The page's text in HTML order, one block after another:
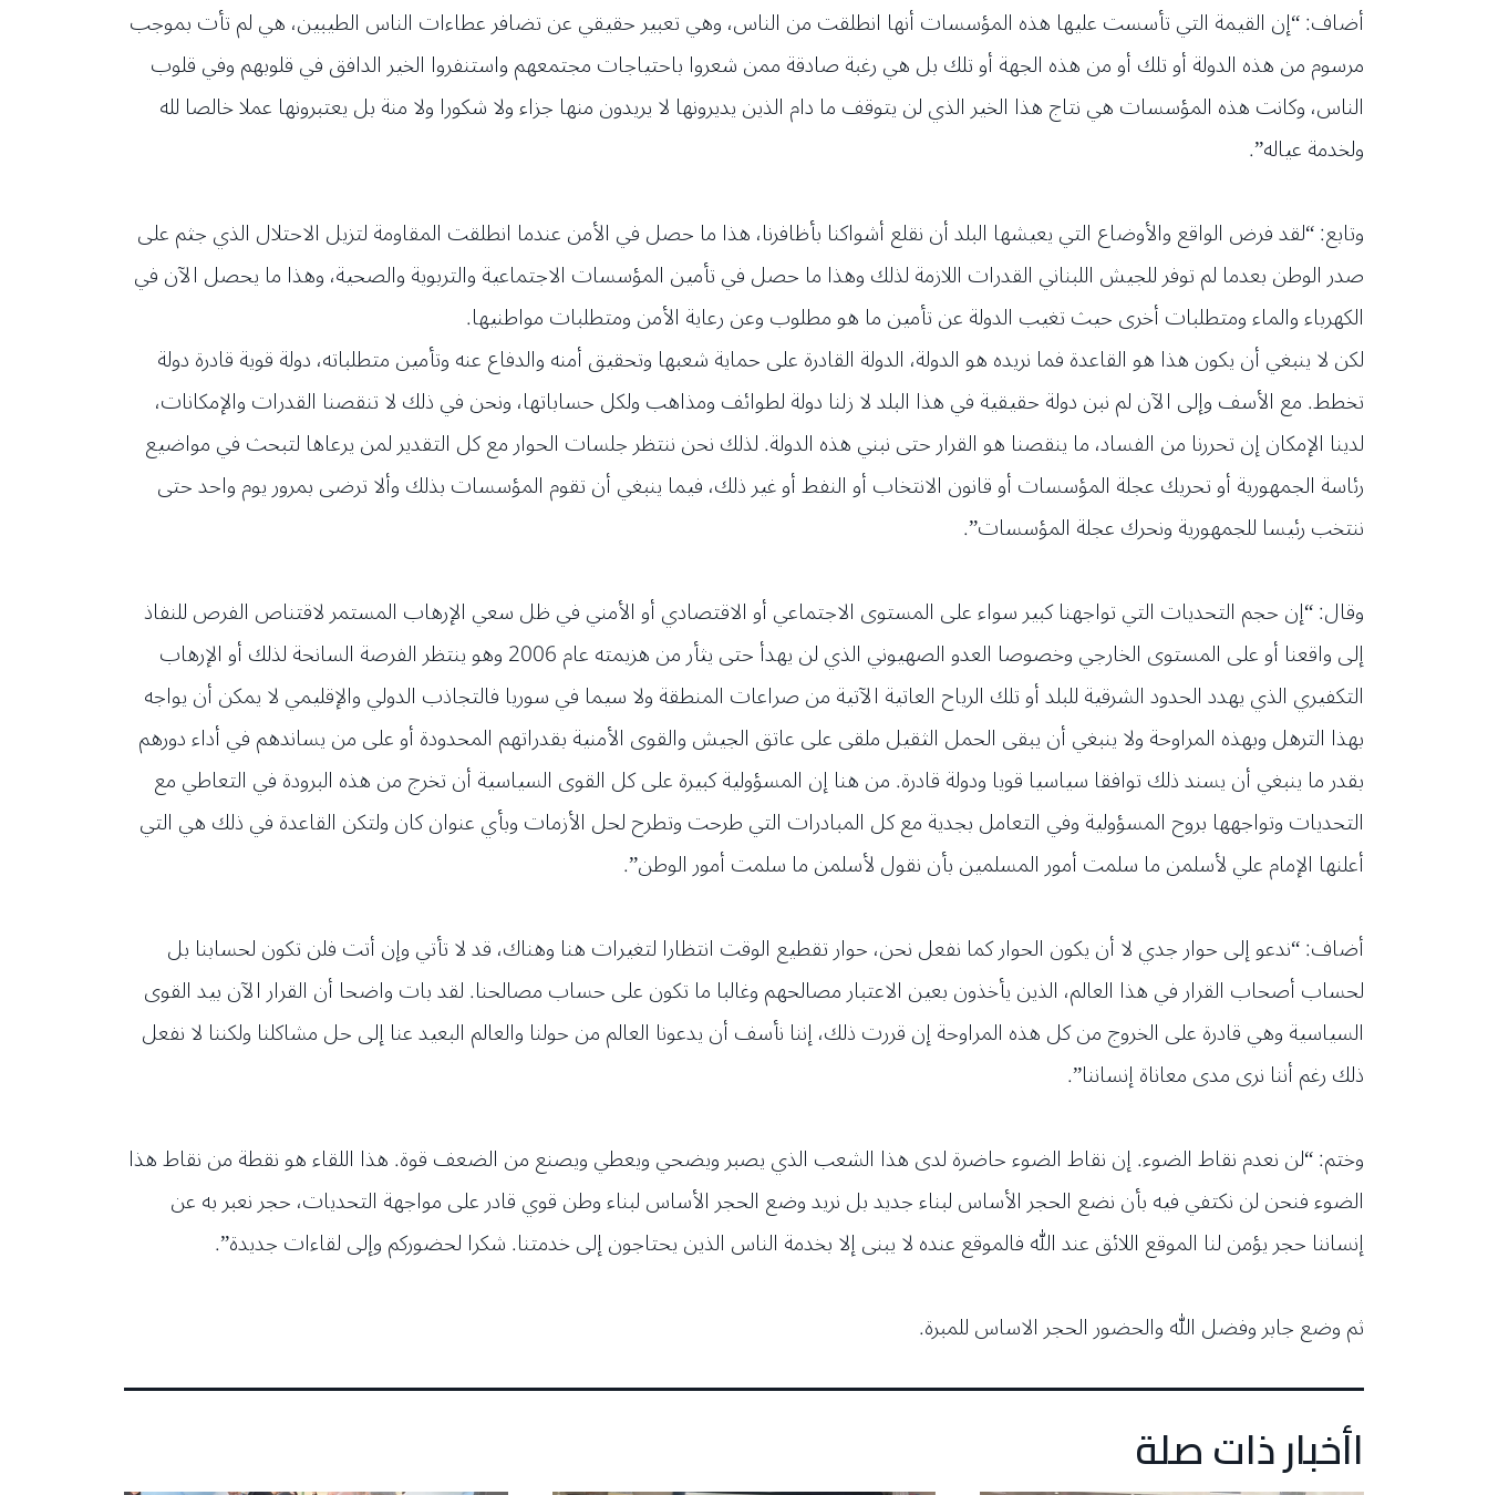
أضاف: “إن القيمة التي تأسست عليها هذه المؤسسات أنها انطلقت من الناس، وهي تعبير حقيقي عن تضافر عطاءات الناس الطيبين، هي لم تأت بموجب
مرسوم من هذه الدولة أو تلك أو من هذه الجهة أو تلك بل هي رغبة صادقة ممن شعروا باحتياجات مجتمعهم واستنفروا الخير الدافق في قلوبهم وفي قلوب
الناس، وكانت هذه المؤسسات هي نتاج هذا الخير الذي لن يتوقف ما دام الذين يديرونها لا يريدون منها جزاء ولا شكورا ولا منة بل يعتبرونها عملا خالصا لله
ولخدمة عياله”.
وتابع: “لقد فرض الواقع والأوضاع التي يعيشها البلد أن نقلع أشواكنا بأظافرنا، هذا ما حصل في الأمن عندما انطلقت المقاومة لتزيل الاحتلال الذي جثم على
صدر الوطن بعدما لم توفر للجيش اللبناني القدرات اللازمة لذلك وهذا ما حصل في تأمين المؤسسات الاجتماعية والتربوية والصحية، وهذا ما يحصل الآن في
الكهرباء والماء ومتطلبات أخرى حيث تغيب الدولة عن تأمين ما هو مطلوب وعن رعاية الأمن ومتطلبات مواطنيها.
لكن لا ينبغي أن يكون هذا هو القاعدة فما نريده هو الدولة، الدولة القادرة على حماية شعبها وتحقيق أمنه والدفاع عنه وتأمين متطلباته، دولة قوية قادرة دولة
تخطط. مع الأسف وإلى الآن لم نبن دولة حقيقية في هذا البلد لا زلنا دولة لطوائف ومذاهب ولكل حساباتها، ونحن في ذلك لا تنقصنا القدرات والإمكانات،
لدينا الإمكان إن تحررنا من الفساد، ما ينقصنا هو القرار حتى نبني هذه الدولة. لذلك نحن ننتظر جلسات الحوار مع كل التقدير لمن يرعاها لتبحث في مواضيع
رئاسة الجمهورية أو تحريك عجلة المؤسسات أو قانون الانتخاب أو النفط أو غير ذلك، فيما ينبغي أن تقوم المؤسسات بذلك وألا ترضى بمرور يوم واحد حتى
ننتخب رئيسا للجمهورية ونحرك عجلة المؤسسات”.
وقال: “إن حجم التحديات التي تواجهنا كبير سواء على المستوى الاجتماعي أو الاقتصادي أو الأمني في ظل سعي الإرهاب المستمر لاقتناص الفرص للنفاذ
إلى واقعنا أو على المستوى الخارجي وخصوصا العدو الصهيوني الذي لن يهدأ حتى يثأر من هزيمته عام 2006 وهو ينتظر الفرصة السانحة لذلك أو الإرهاب
التكفيري الذي يهدد الحدود الشرقية للبلد أو تلك الرياح العاتية الآتية من صراعات المنطقة ولا سيما في سوريا فالتجاذب الدولي والإقليمي لا يمكن أن يواجه
بهذا الترهل وبهذه المراوحة ولا ينبغي أن يبقى الحمل الثقيل ملقى على عاتق الجيش والقوى الأمنية بقدراتهم المحدودة أو على من يساندهم في أداء دورهم
بقدر ما ينبغي أن يسند ذلك توافقا سياسيا قويا ودولة قادرة. من هنا إن المسؤولية كبيرة على كل القوى السياسية أن تخرج من هذه البرودة في التعاطي مع
التحديات وتواجهها بروح المسؤولية وفي التعامل بجدية مع كل المبادرات التي طرحت وتطرح لحل الأزمات وبأي عنوان كان ولتكن القاعدة في ذلك هي التي
أعلنها الإمام علي لأسلمن ما سلمت أمور المسلمين بأن نقول لأسلمن ما سلمت أمور الوطن”.
أضاف: “ندعو إلى حوار جدي لا أن يكون الحوار كما نفعل نحن، حوار تقطيع الوقت انتظارا لتغيرات هنا وهناك، قد لا تأتي وإن أتت فلن تكون لحسابنا بل
لحساب أصحاب القرار في هذا العالم، الذين يأخذون بعين الاعتبار مصالحهم وغالبا ما تكون على حساب مصالحنا. لقد بات واضحا أن القرار الآن بيد القوى
السياسية وهي قادرة على الخروج من كل هذه المراوحة إن قررت ذلك، إننا نأسف أن يدعونا العالم من حولنا والعالم البعيد عنا إلى حل مشاكلنا ولكننا لا نفعل
ذلك رغم أننا نرى مدى معاناة إنساننا”.
وختم: “لن نعدم نقاط الضوء. إن نقاط الضوء حاضرة لدى هذا الشعب الذي يصبر ويضحي ويعطي ويصنع من الضعف قوة. هذا اللقاء هو نقطة من نقاط هذا
الضوء فنحن لن نكتفي فيه بأن نضع الحجر الأساس لبناء جديد بل نريد وضع الحجر الأساس لبناء وطن قوي قادر على مواجهة التحديات، حجر نعبر به عن
إنساننا حجر يؤمن لنا الموقع اللائق عند الله فالموقع عنده لا يبنى إلا بخدمة الناس الذين يحتاجون إلى خدمتنا. شكرا لحضوركم وإلى لقاءات جديدة”.
ثم وضع جابر وفضل الله والحضور الحجر الاساس للمبرة.
اأخبار ذات صلة